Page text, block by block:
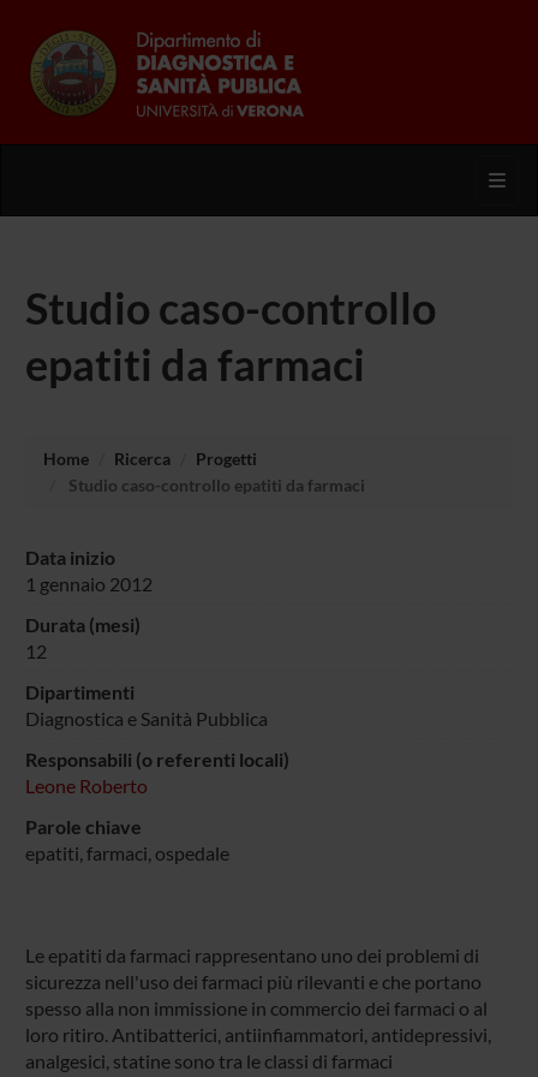
Studio caso-controllo
epatiti da farmaci
Home Ricerca
Progetti
Studio caso-controllo epatiti da farmaci
Data inizio
1 gennaio 2012
Durata (mesi)
12
Dipartimenti
Diagnostica e Sanità Pubblica
Responsabili (o referenti locali)
Leone Roberto
Parole chiave
epatiti, farmaci, ospedale
Le epatiti da farmaci rappresentano uno dei problemi di
sicurezza nell'uso dei farmaci più rilevanti e che portano
spesso alla non immissione in commercio dei farmaci o al
loro ritiro. Antibatterici, antiinfiammatori, antidepressivi,
analgesici, statine sono tra le classi di farmaci